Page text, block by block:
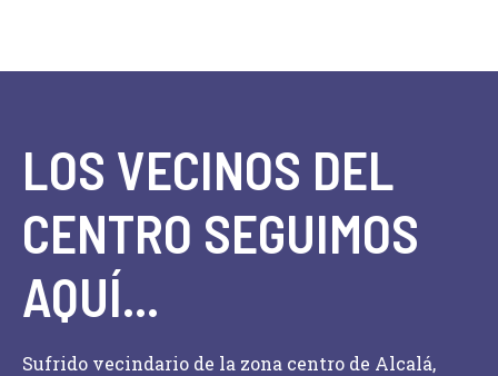
LOS VECINOS DEL
CENTRO SEGUIMOS
AQUÍ...
Sufrido vecindario de la zona centro de Alcalá,